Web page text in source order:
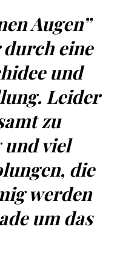
Augen”
eine
und
Leider
zu
und viel
die
werden
um das